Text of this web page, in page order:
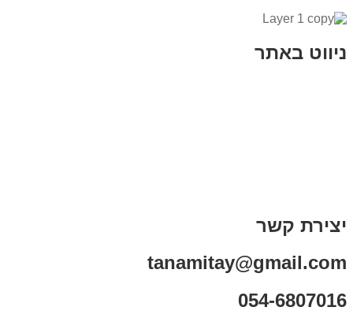
ניווט באתר
יצירת קשר
tanamitay@gmail.com
054-6807016